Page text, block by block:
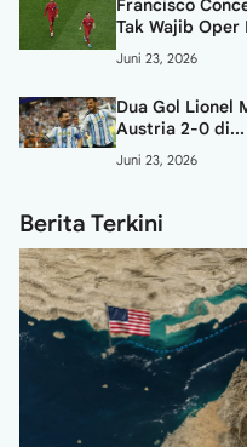
Francisco
Tak Wajib Oper
Juni 23, 2026
Dua Gol Lionel
Austria 2-0 di...
Juni 23, 2026
Berita Terkini